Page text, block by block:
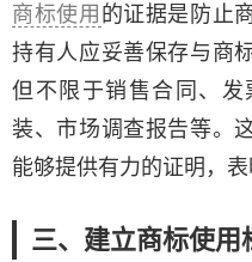
商标使用 的证据是防止
持有人应妥善保存与商
但不限于销售合同、
装、市场调查报告等。
能够提供有力的证明，
三、建立商标使用